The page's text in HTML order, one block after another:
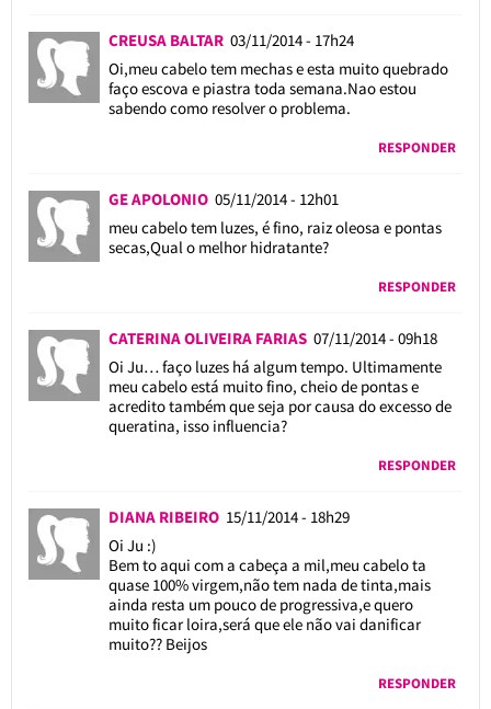
CREUSA BALTAR 03/11/2014 - 17h24
Oi,meu cabelo tem mechas e esta muito quebrado
faço escova e piastra toda semana.Nao estou
sabendo como resolver o problema.
RESPONDER
GE APOLONIO 05/11/2014 - 12h01
meu cabelo tem luzes, é fino, raiz oleosa e pontas
secas,Qual o melhor hidratante?
RESPONDER
CATERINA OLIVEIRA FARIAS 07/11/2014 - 09h18
Oi Ju… faço luzes há algum tempo. Ultimamente
meu cabelo está muito fino, cheio de pontas e
acredito também que seja por causa do excesso de
queratina, isso influencia?
RESPONDER
DIANA RIBEIRO 15/11/2014 - 18h29
Oi Ju :)
Bem to aqui com a cabeça a mil,meu cabelo ta
quase 100% virgem,não tem nada de tinta,mais
ainda resta um pouco de progressiva,e quero
muito ficar loira,será que ele não vai danificar
muito?? Beijos
RESPONDER